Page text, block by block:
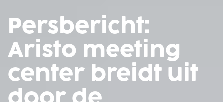
Persbericht:
Aristo meeting
center breidt uit